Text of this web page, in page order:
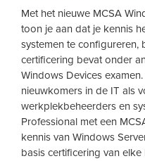
Met het nieuwe MCSA
toon je aan dat je kennis
systemen te configureren,
certificering bevat onder
Windows Devices
nieuwkomers in de IT als
werkplekbeheerders en
Professional met een
kennis van Windows
basis certificering van elke